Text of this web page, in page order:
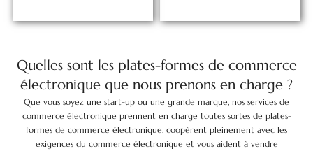
Quelles sont les plates-formes de commerce
électronique que nous prenons en charge ?
Que vous soyez une start-up ou une grande marque, nos services de
commerce électronique prennent en charge toutes sortes de plates-
formes de commerce électronique, coopèrent pleinement avec les
exigences du commerce électronique et vous aident à vendre